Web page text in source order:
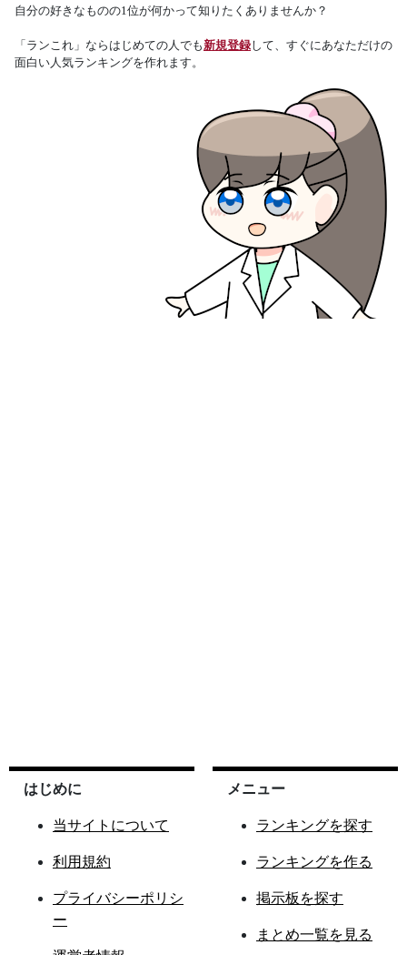
自分の好きなものの1位が何かって知りたくありませんか？
「ランこれ」ならはじめての人でも新規登録して、すぐにあなただけの
面白い人気ランキングを作れます。
はじめに
当サイトについて
利用規約
プライバシーポリシ
ー
メニュー
ランキングを探す
ランキングを作る
掲示板を探す
まとめ一覧を見る